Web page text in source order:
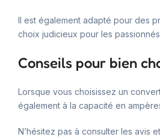
Il est également adapté pour des
choix judicieux pour les
Conseils pour bien
Lorsque vous choisissez un
également à la capacité en
N’hésitez pas à consulter les avis